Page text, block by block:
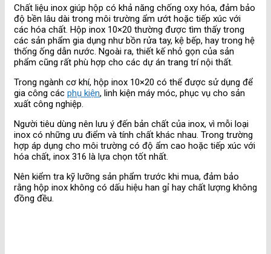
Chất liệu inox giúp hộp có khả năng chống oxy hóa, đảm bảo
độ bền lâu dài trong môi trường ẩm ướt hoặc tiếp xúc với
các hóa chất. Hộp inox 10×20 thường được tìm thấy trong
các sản phẩm gia dụng như bồn rửa tay, kệ bếp, hay trong hệ
thống ống dẫn nước. Ngoài ra, thiết kế nhỏ gọn của sản
phẩm cũng rất phù hợp cho các dự án trang trí nội thất.
Trong ngành cơ khí, hộp inox 10×20 có thể được sử dụng để
gia công các phụ kiện, linh kiện máy móc, phục vụ cho sản
xuất công nghiệp.
Người tiêu dùng nên lưu ý đến bản chất của inox, vì mỗi loại
inox có những ưu điểm và tính chất khác nhau. Trong trường
hợp áp dụng cho môi trường có độ ẩm cao hoặc tiếp xúc với
hóa chất, inox 316 là lựa chọn tốt nhất.
Nên kiểm tra kỹ lưỡng sản phẩm trước khi mua, đảm bảo
rằng hộp inox không có dấu hiệu han gỉ hay chất lượng không
đồng đều.